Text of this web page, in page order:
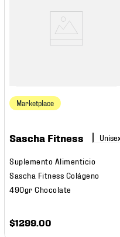
Marketplace
Sascha Fitness
Suplemento Alimenticio
Sascha Fitness Colágeno
490gr Chocolate
$1299 .00